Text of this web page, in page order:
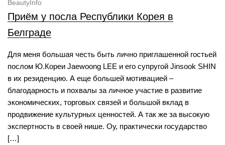
BeautyInfo
Приём у посла Республики Корея в
Белграде
Для меня большая честь быть лично приглашенной гостьей
послом Ю.Кореи Jaewoong LEE и его супругой Jinsook SHIN
в их резиденцию. А еще большей мотивацией –
благодарность и похвалы за личное участие в развитие
экономических, торговых связей и большой вклад в
продвижение культурных ценностей. А так же за высокую
экспертность в своей нише. Оу, практически государство
[…]